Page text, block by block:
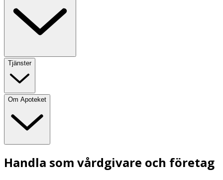
Tjänster
Om Apoteket
Handla som vårdgivare och företag